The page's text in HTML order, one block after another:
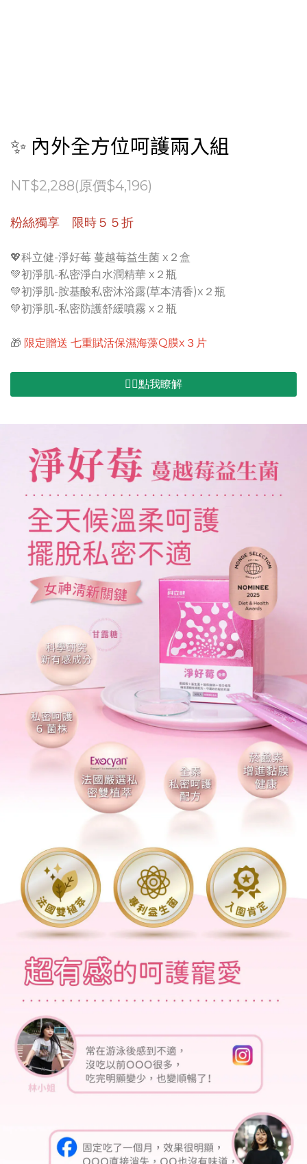
✨ 內外全方位呵護兩入組
NT$2,288(原價$4,196)
粉絲獨享 限時５５折
💖科立健-淨好莓 蔓越莓益生菌 x２盒
💚初淨肌-私密淨白水潤精華 x２瓶
💚初淨肌-胺基酸私密沐浴露(草本清香)x２瓶
💚初淨肌-私密防護舒緩噴霧 x２瓶
🎁 限定贈送 七重賦活保濕海藻Q膜x３片
👉🏻點我瞭解